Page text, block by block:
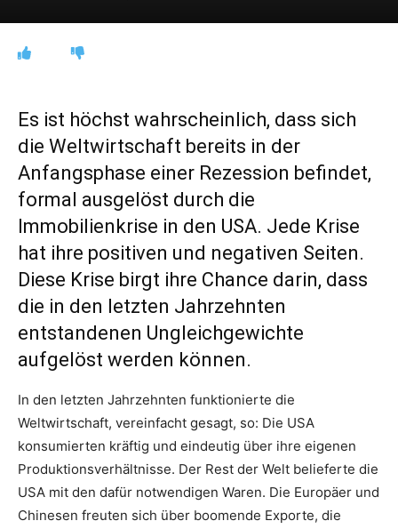
Es ist höchst wahrscheinlich, dass sich
die Weltwirtschaft bereits in der
Anfangsphase einer Rezession befindet,
formal ausgelöst durch die
Immobilienkrise in den USA. Jede Krise
hat ihre positiven und negativen Seiten.
Diese Krise birgt ihre Chance darin, dass
die in den letzten Jahrzehnten
entstandenen Ungleichgewichte
aufgelöst werden können.
In den letzten Jahrzehnten funktionierte die
Weltwirtschaft, vereinfacht gesagt, so: Die USA
konsumierten kräftig und eindeutig über ihre eigenen
Produktionsverhältnisse. Der Rest der Welt belieferte die
USA mit den dafür notwendigen Waren. Die Europäer und
Chinesen freuten sich über boomende Exporte, die